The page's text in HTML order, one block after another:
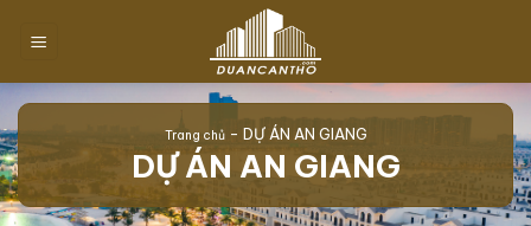
đến
dung
Trang chủ- DỰ ÁN AN GIANG
DỰ ÁN AN GIANG